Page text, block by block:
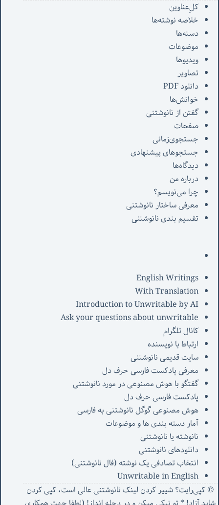
کل‌ِعناوین
خلاصه نوشته‌ها
دسته‌ها
موضوعات
ویدیوها
تصاویر
دانلود PDF
خوانش‌ها
گفتن از نانوشتنی
صفحات
جستجوی‌زمانی
جستجوهای پیشنهادی
دیدگاه‌ها
درباره من
چرا می‌نویسم؟
معرفی‌ ساختار نانوشتنی
تقسیم بندی نانوشتنی
English Writings
With Translation
Introduction to Unwritable by AI
Ask your questions about unwritable
کانال تلگرام
ارتباط با نویسنده
سایت قدیمی نانوشتنی
معرفی پادکست فارسی حرف دل
گفتگو با هوش مصنوعی در مورد نانوشتنی
پادکست فارسی حرف دل
هوش مصنوعی گوگل نانوشتنی به فارسی
آمار دسته بندی ها و موضوعات
نانوشته یا نانوشتنی
دانلودهای نانوشتنی
انتخاب تصادفی یک نوشته (فال نانوشتنی)
Unwritable in English
© کپی‌رایت؟ شییر کردن لینک نانوشتنی عالی است، کپی کردن